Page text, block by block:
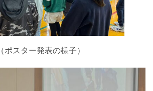
（ポスター発表の様子）